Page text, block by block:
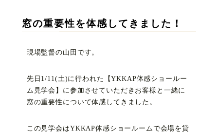
窓の重要性を体感してきました！
現場監督の山田です。
先日1/11(土)に行われた【YKKAP体感ショールー
ム見学会】に参加させていただきお客様と一緒に
窓の重要性について体感してきました。
この見学会はYKKAP体感ショールームで会場を貸